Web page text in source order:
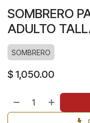
SOMBRERO
ADULTO
SOMBRERO
$ 1,050.00